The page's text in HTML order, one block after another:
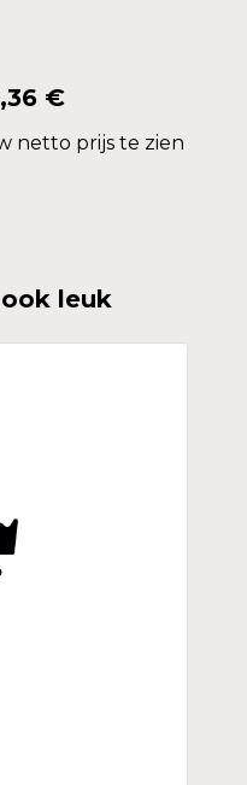
€
netto prijs te zien
leuk